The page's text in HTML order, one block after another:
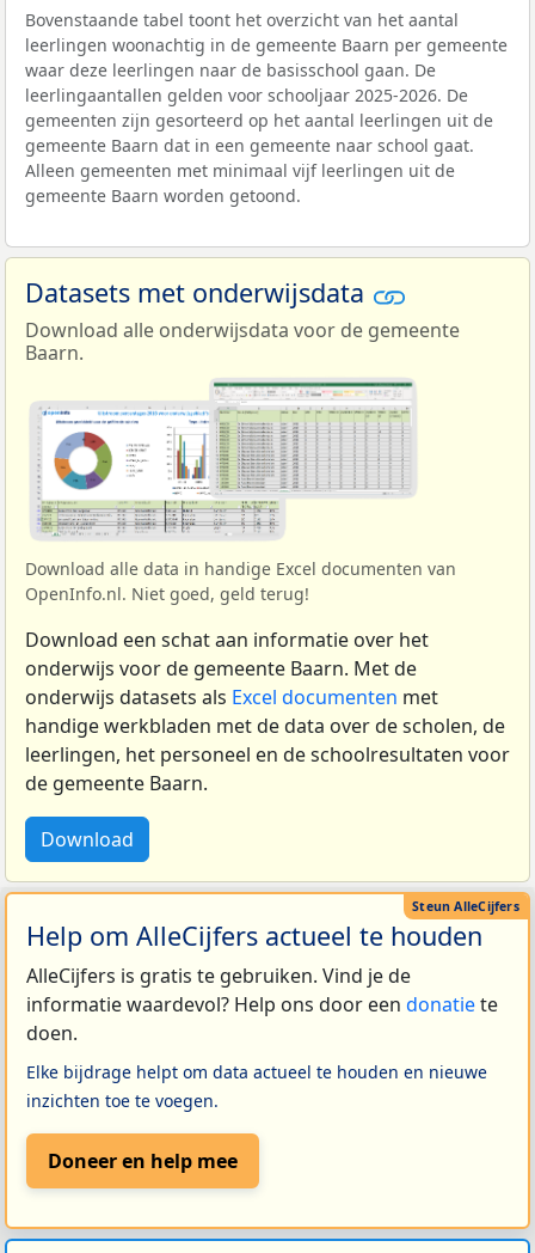
Bovenstaande tabel toont het overzicht van het aantal
leerlingen woonachtig in de gemeente Baarn per gemeente
waar deze leerlingen naar de basisschool gaan. De
leerlingaantallen gelden voor schooljaar 2025-2026. De
gemeenten zijn gesorteerd op het aantal leerlingen uit de
gemeente Baarn dat in een gemeente naar school gaat.
Alleen gemeenten met minimaal vijf leerlingen uit de
gemeente Baarn worden getoond.
Datasets met onderwijsdata
Download alle onderwijsdata voor de gemeente
Baarn.
Download alle data in handige Excel documenten van
OpenInfo.nl. Niet goed, geld terug!
Download een schat aan informatie over het
onderwijs voor de gemeente Baarn. Met de
onderwijs datasets als Excel documenten met
handige werkbladen met de data over de scholen, de
leerlingen, het personeel en de schoolresultaten voor
de gemeente Baarn.
Download
Help om AlleCijfers actueel te houden
AlleCijfers is gratis te gebruiken. Vind je de
informatie waardevol? Help ons door een donatiete
doen.
Elke bijdrage helpt om data actueel te houden en nieuwe
inzichten toe te voegen.
Doneer en help mee